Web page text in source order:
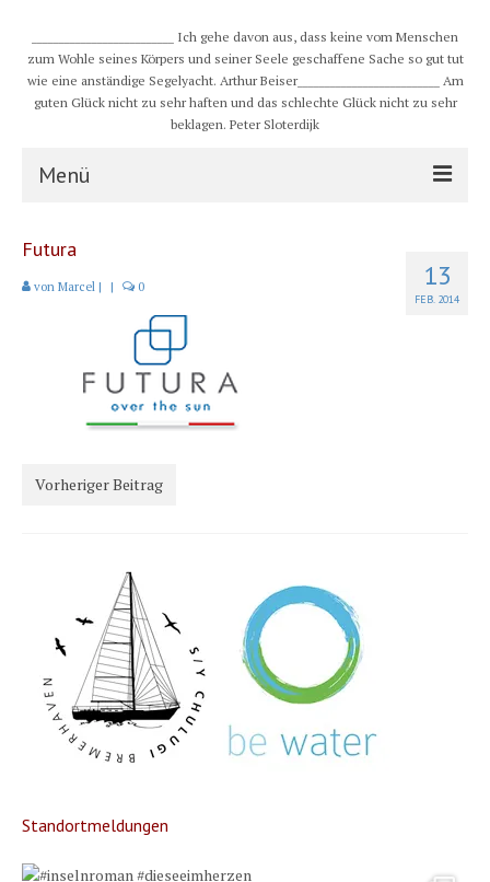
__________________________ Ich gehe davon aus, dass keine vom Menschen
zum Wohle seines Körpers und seiner Seele geschaffene Sache so gut tut
wie eine anständige Segelyacht. Arthur Beiser__________________________ Am
guten Glück nicht zu sehr haften und das schlechte Glück nicht zu sehr
beklagen. Peter Sloterdijk
Menü
Schiff
Karte und Wind
Länder und Inseln
Yachtüberführung weltweit
INSELN Roman
13
FEB. 2014
Futura
von Marcel | | 0
Vorheriger Beitrag
Standortmeldungen